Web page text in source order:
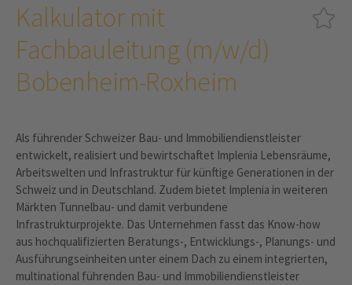
Kalkulator mit
Fachbauleitung (m/w/d)
Bobenheim-Roxheim
Als führender Schweizer Bau- und Immobiliendienstleister
entwickelt, realisiert und bewirtschaftet Implenia Lebensräume,
Arbeitswelten und Infrastruktur für künftige Generationen in der
Schweiz und in Deutschland. Zudem bietet Implenia in weiteren
Märkten Tunnelbau- und damit verbundene
Infrastrukturprojekte. Das Unternehmen fasst das Know-how
aus hochqualifizierten Beratungs-, Entwicklungs-, Planungs- und
Ausführungseinheiten unter einem Dach zu einem integrierten,
multinational führenden Bau- und Immobiliendienstleister